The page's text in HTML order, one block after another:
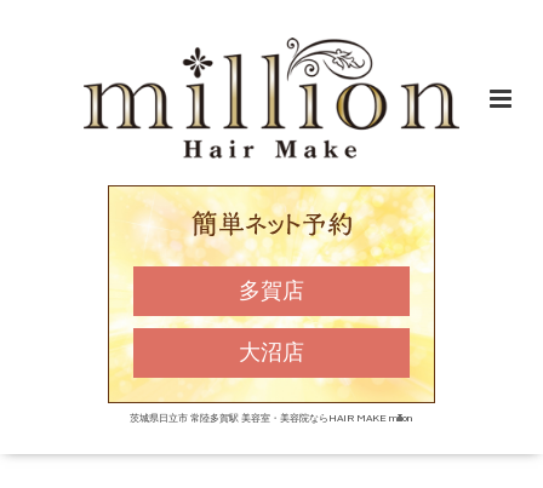
多賀店
大沼店
茨城県日立市 常陸多賀駅 美容室・美容院ならHAIR MAKE million